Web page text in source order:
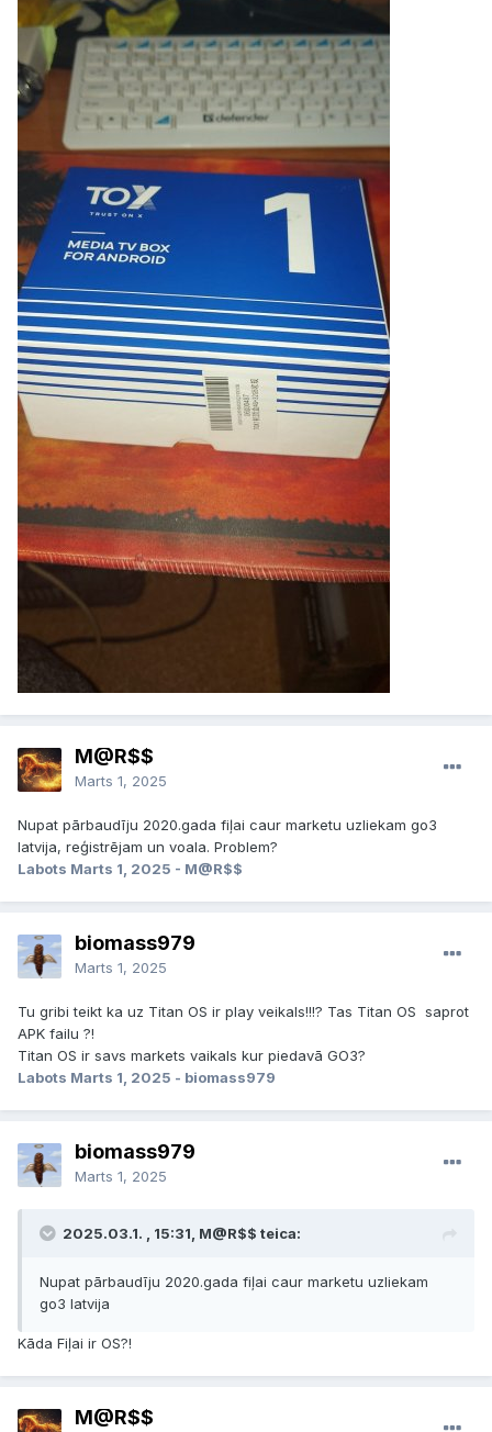
M@R$$
Marts 1, 2025
Nupat pārbaudīju 2020.gada fiļai caur marketu uzliekam go3
latvija, reģistrējam un voala. Problem?
Labots Marts 1, 2025 - M@R$$
biomass979
Marts 1, 2025
Tu gribi teikt ka uz Titan OS ir play veikals!!!? Tas Titan OS saprot
APK failu ?!
Titan OS ir savs markets vaikals kur piedavā GO3?
Labots Marts 1, 2025 - biomass979
biomass979
Marts 1, 2025
2025.03.1. , 15:31, M@R$$ teica:
Nupat pārbaudīju 2020.gada fiļai caur marketu uzliekam
go3 latvija
Kāda Fiļai ir OS?!
M@R$$